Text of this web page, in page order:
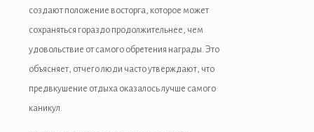
создают положение восторга, которое может
сохраняться гораздо продолжительнее, чем
удовольствие от самого обретения награды. Это
объясняет, отчего люди часто утверждают, что
предвкушение отдыха оказалось лучше самого
каникул.